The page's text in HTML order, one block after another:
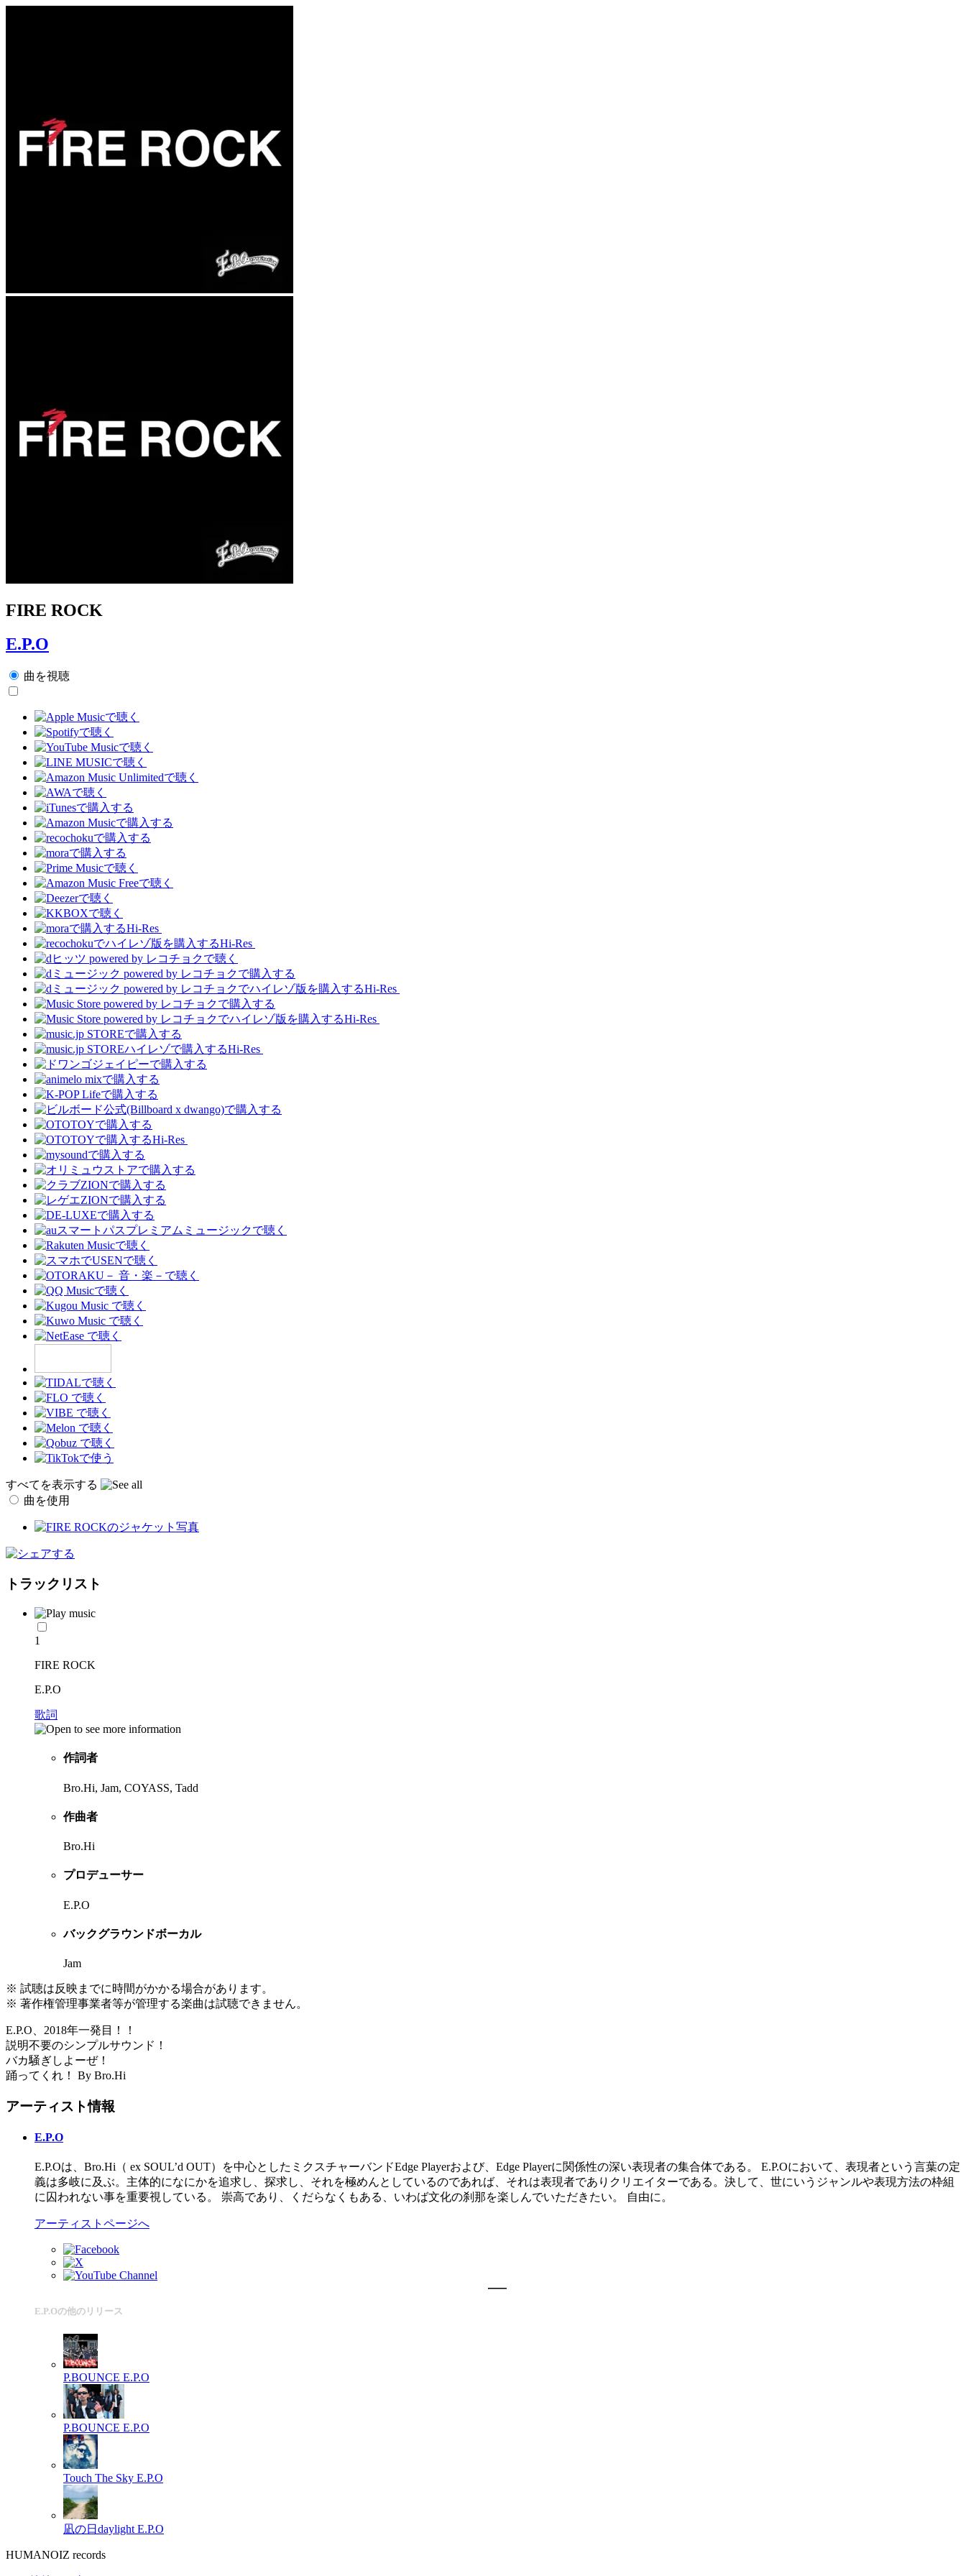
FIRE ROCK
E.P.O
曲を視聴
Hi-Res
Hi-Res
Hi-Res
Hi-Res
Hi-Res
Hi-Res
すべてを表示する
曲を使用
トラックリスト
1
FIRE ROCK
E.P.O
歌詞
作詞者
Bro.Hi, Jam, COYASS, Tadd
作曲者
Bro.Hi
プロデューサー
E.P.O
バックグラウンドボーカル
Jam
※ 試聴は反映までに時間がかかる場合があります。
※ 著作権管理事業者等が管理する楽曲は試聴できません。
E.P.O、2018年一発目！！
説明不要のシンプルサウンド！
バカ騒ぎしよーぜ！
踊ってくれ！ By Bro.Hi
アーティスト情報
E.P.O
E.P.Oは、Bro.Hi（ ex SOUL’d OUT）を中心としたミクスチャーバンドEdge Playerおよび、Edge Playerに関係性の深い表現者の集合体である。 E.P.Oにおいて、表現者という言葉の定
義は多岐に及ぶ。主体的になにかを追求し、探求し、それを極めんとしているのであれば、それは表現者でありクリエイターである。決して、世にいうジャンルや表現方法の枠組
に囚われない事を重要視している。 崇高であり、くだらなくもある、いわば文化の刹那を楽しんでいただきたい。 自由に。
アーティストページへ
E.P.Oの他のリリース
P.BOUNCE E.P.O
P.BOUNCE E.P.O
Touch The Sky E.P.O
凪の日daylight E.P.O
HUMANOIZ records